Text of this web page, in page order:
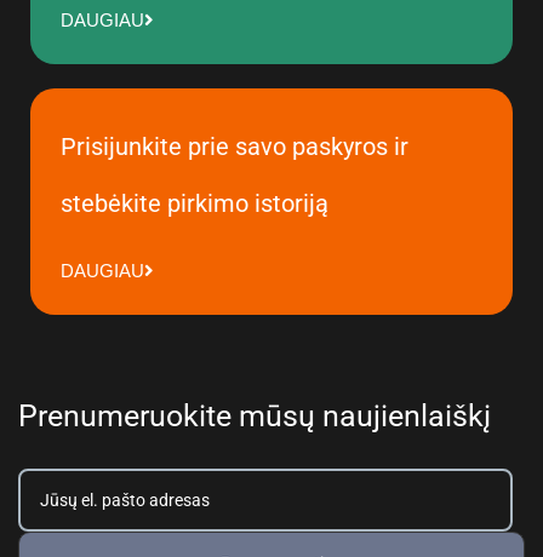
DAUGIAU
Prisijunkite prie savo paskyros ir
stebėkite pirkimo istoriją
DAUGIAU
Prenumeruokite mūsų naujienlaiškį